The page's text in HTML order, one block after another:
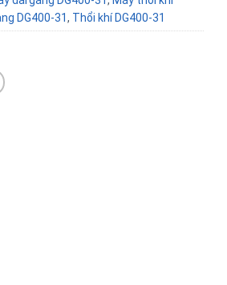
DG400-31, Thổi khí DG400-31